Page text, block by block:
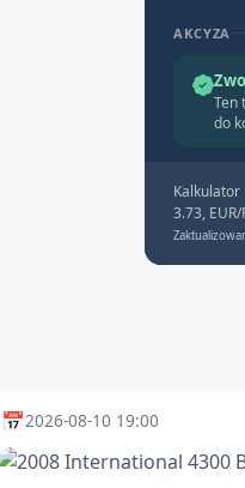
AKCYZA
Ten
do
Kalkulator
3.73, EUR/
📅2026-08-10 19:00